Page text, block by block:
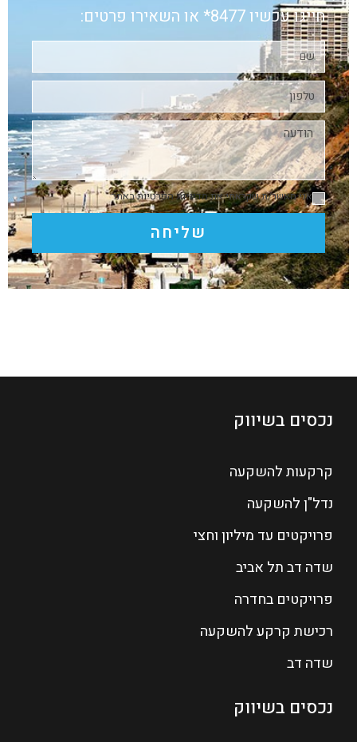
חייגו עכשיו 8477* או השאירו פרטים:
אני מאשר/ת שקראתי אתמדיניות הפרטיותבאתר
שליחה
נכסים בשיווק
קרקעות להשקעה
נדל"ן להשקעה
פרויקטים עד מיליון וחצי
שדה דב תל אביב
פרויקטים בחדרה
רכישת קרקע להשקעה
שדה דב
נכסים בשיווק